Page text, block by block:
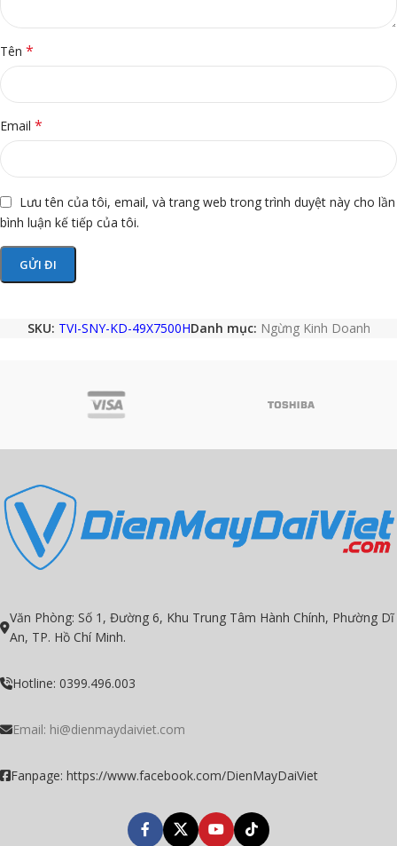
Tên *
Email *
Lưu tên của tôi, email, và trang web trong trình duyệt này cho lần
bình luận kế tiếp của tôi.
SKU: TVI-SNY-KD-49X7500HDanh mục: Ngừng Kinh Doanh
Văn Phòng: Số 1, Đường 6, Khu Trung Tâm Hành Chính, Phường Dĩ
An, TP. Hồ Chí Minh.
Hotline: 0399.496.003
Email: hi@dienmaydaiviet.com
Fanpage: https://www.facebook.com/DienMayDaiViet